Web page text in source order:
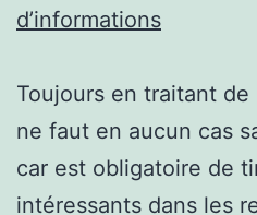
d’informations
Toujours en traitant
ne faut en aucun cas
car est obligatoire de
intéressants dans les